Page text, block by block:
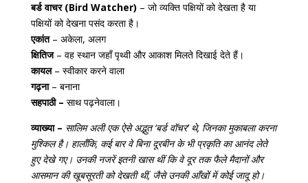
बर्ड वाचर (Bird Watcher) – जो व्यक्ति पक्षियों को देखता है या
पक्षियों को देखना पसंद करता है।
एकांत– अकेला, अलग
क्षितिज– वह स्थान जहाँ पृथ्वी और आकाश मिलते दिखाई देते हैं।
कायल– स्वीकार करने वाला
गढ़ना– बनाना
सहपाठी – साथ पढ़नेवाला।
व्याख्या – सालिम अली एक ऐसे अद्भुत ‘बर्ड वॉचर’ थे, जिनका मुकाबला करना
मुश्किल है। हालाँकि, कई बार वे बिना दूरबीन के भी प्रकृति का आनंद लेते
हुए देखे गए। उनकी नजरें इतनी खास थीं कि वे दूर तक फैले मैदानों और
आसमान की खूबसूरती को देखती थीं, जैसे उनकी आँखों में कोई जादू हो।